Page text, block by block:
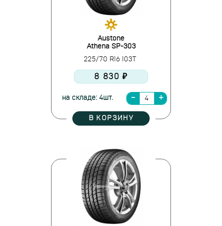
Austone
Athena SP-303
225/70 R16 103T
8 830 ₽
на складе: 4шт.
В КОРЗИНУ